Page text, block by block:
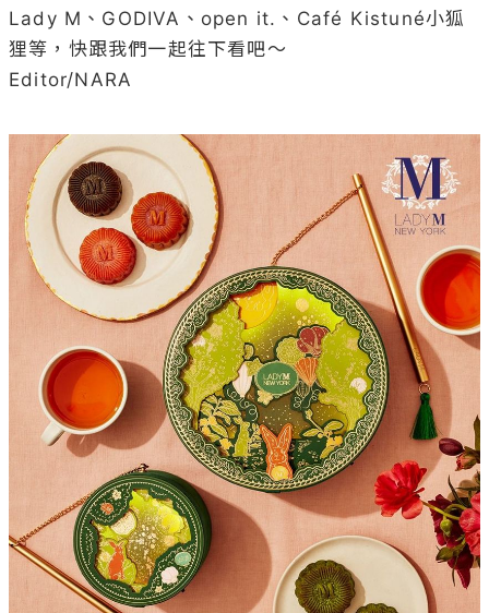
Lady M、GODIVA、open it.、Café Kistuné小狐
狸等，快跟我們一起往下看吧～
Editor/NARA